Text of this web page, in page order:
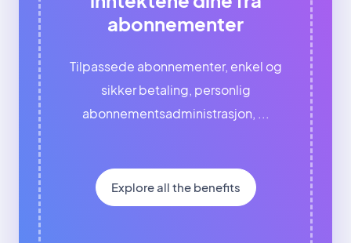
abonnementer
Tilpassede abonnementer, enkel og
sikker betaling, personlig
abonnementsadministrasjon, ...
Explore all the benefits